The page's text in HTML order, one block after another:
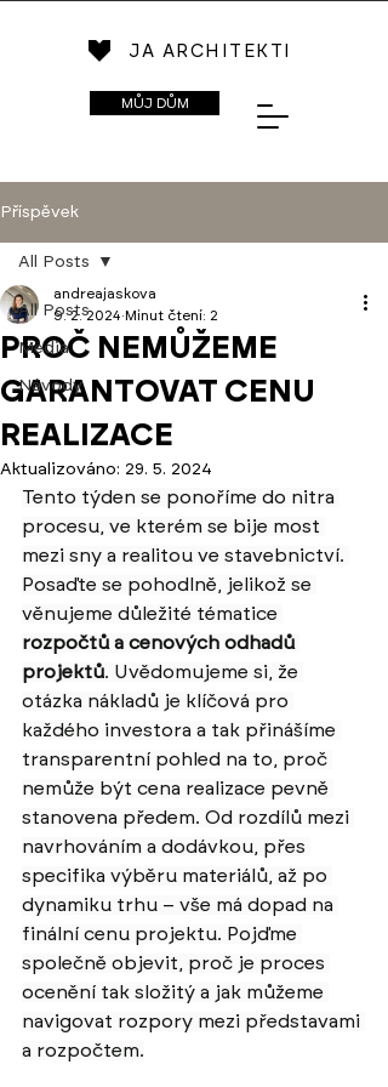
JA ARCHITEKTI
MŮJ DŮM
Příspěvek
All Posts
Média
Návody
All Posts
PROČ NEMŮŽEME
GARANTOVAT CENU
REALIZACE
andreajaskova
9. 2. 2024 Minut čtení: 2
Aktualizováno: 29. 5. 2024
Tento týden se ponoříme do nitra
procesu, ve kterém se bije most
mezi sny a realitou ve stavebnictví.
Posaďte se pohodlně, jelikož se
věnujeme důležité tématice
rozpočtů a cenových odhadů
projektů. Uvědomujeme si, že
otázka nákladů je klíčová pro
každého investora a tak přinášíme
transparentní pohled na to, proč
nemůže být cena realizace pevně
stanovena předem. Od rozdílů mezi
navrhováním a dodávkou, přes
specifika výběru materiálů, až po
dynamiku trhu – vše má dopad na
finální cenu projektu. Pojďme
společně objevit, proč je proces
ocenění tak složitý a jak můžeme
navigovat rozpory mezi představami
a rozpočtem.